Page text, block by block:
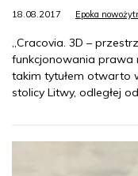
18.08.2017 Epoka
„Cracovia. 3D –
funkcjonowania prawa
takim tytułem otwarto
stolicy Litwy, odległej